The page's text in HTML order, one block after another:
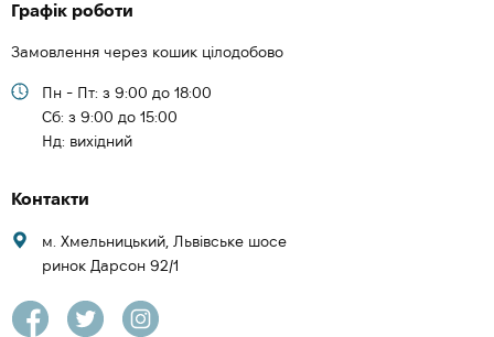
Графік роботи
Замовлення через кошик цілодобово
Пн - Пт: з 9:00 до 18:00
Cб: з 9:00 до 15:00
Нд: вихідний
Контакти
м. Хмельницький, Львівське шосе
ринок Дарсон 92/1